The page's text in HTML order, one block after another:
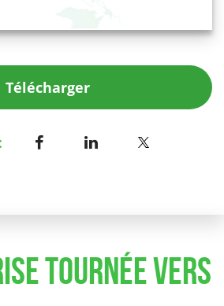
Télécharger
Tournée vers